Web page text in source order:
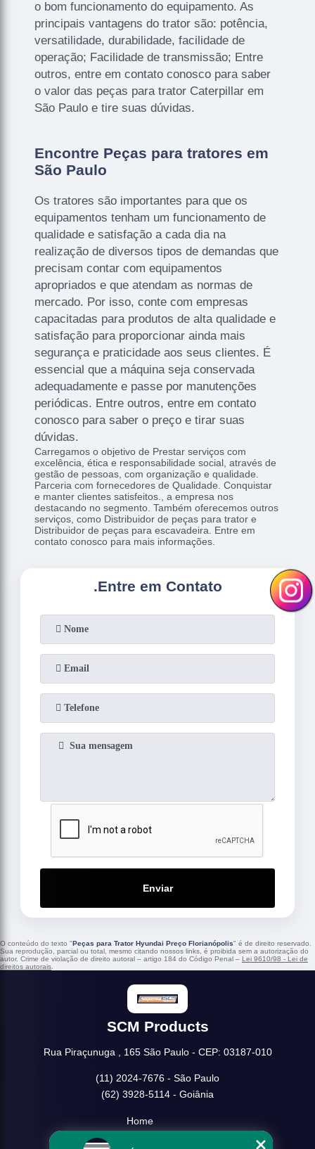
o bom funcionamento do equipamento. As
principais vantagens do trator são: potência,
versatilidade, durabilidade, facilidade de
operação; Facilidade de transmissão; Entre
outros, entre em contato conosco para saber
o valor das peças para trator Caterpillar em
São Paulo e tire suas dúvidas.
Encontre Peças para tratores em
São Paulo
Os tratores são importantes para que os
equipamentos tenham um funcionamento de
qualidade e satisfação a cada dia na
realização de diversos tipos de demandas que
precisam contar com equipamentos
apropriados e que atendam as normas de
mercado. Por isso, conte com empresas
capacitadas para produtos de alta qualidade e
satisfação para proporcionar ainda mais
segurança e praticidade aos seus clientes. É
essencial que a máquina seja conservada
adequadamente e passe por manutenções
periódicas. Entre outros, entre em contato
conosco para saber o preço e tirar suas
dúvidas.
Carregamos o objetivo de Prestar serviços com
excelência, ética e responsabilidade social, através de
gestão de pessoas, com organização e qualidade.
Parceria com fornecedores de Qualidade. Conquistar
e manter clientes satisfeitos., a empresa nos
destacando no segmento. Também oferecemos outros
serviços, como Distribuidor de peças para trator e
Distribuidor de peças para escavadeira. Entre em
contato conosco para mais informações.
.Entre em Contato
Enviar
O conteúdo do texto "Peças para Trator Hyundai Preço Florianópolis" é de direito reservado.
Sua reprodução, parcial ou total, mesmo citando nossos links, é proibida sem a autorização do
autor. Crime de violação de direito autoral – artigo 184 do Código Penal – Lei 9610/98 - Lei de
direitos autorais.
SCM Products
Rua Piraçunuga , 165 São Paulo - CEP: 03187-010
(11) 2024-7676 - São Paulo
(62) 3928-5114 - Goiânia
Home